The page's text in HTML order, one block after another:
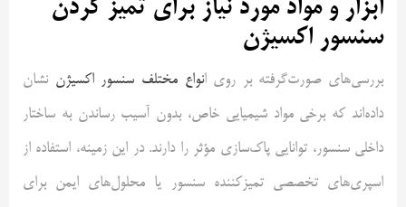
ابزار و مواد مورد نیاز برای تمیز کردن
سنسور اکسیژن
بررسی‌های صورت‌گرفته بر روی انواع مختلف سنسور اکسیژن نشان
داده‌اند که برخی مواد شیمیایی خاص، بدون آسیب رساندن به ساختار
داخلی سنسور، توانایی پاک‌سازی مؤثر را دارند. در این زمینه، استفاده از
اسپری‌های تخصصی تمیزکننده سنسور یا محلول‌های ایمن برای